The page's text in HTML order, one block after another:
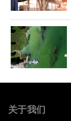
关于我们